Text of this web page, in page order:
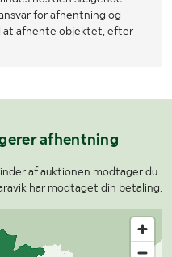
for afhentning og
at afhente objektet, efter
afhentning
af auktionen modtager du
har modtaget din betaling.